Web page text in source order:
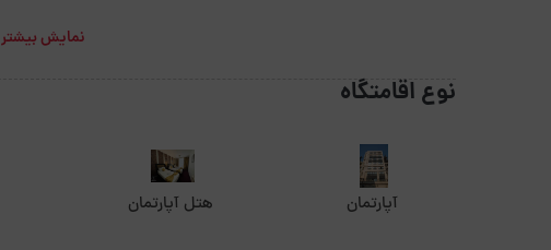
نمایش بیشتر
نوع اقامتگاه
آپارتمان هتل آپارتمان